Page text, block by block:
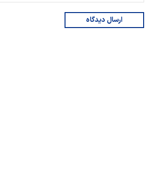
ارسال دیدگاه